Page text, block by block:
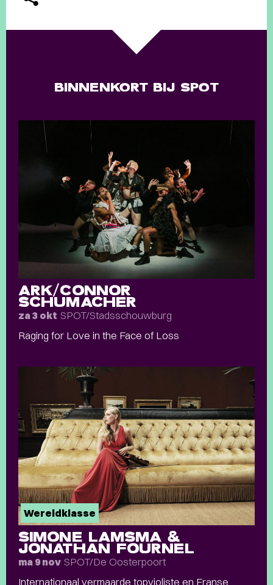
BINNENKORT BIJ SPOT
ARK/CONNOR
SCHUMACHER
za 3 okt SPOT/Stadsschouwburg
Raging for Love in the Face of Loss
Wereldklasse
SIMONE LAMSMA &
JONATHAN FOURNEL
ma 9 nov SPOT/De Oosterpoort
Internationaal vermaarde topvioliste en Franse